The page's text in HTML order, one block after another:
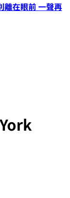
離在眼前 一聲再